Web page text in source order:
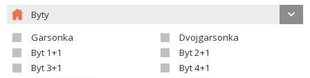
Byty
Garsonka
Dvojgarsonka
Byt 1+1
Byt 2+1
Byt 3+1
Byt 4+1